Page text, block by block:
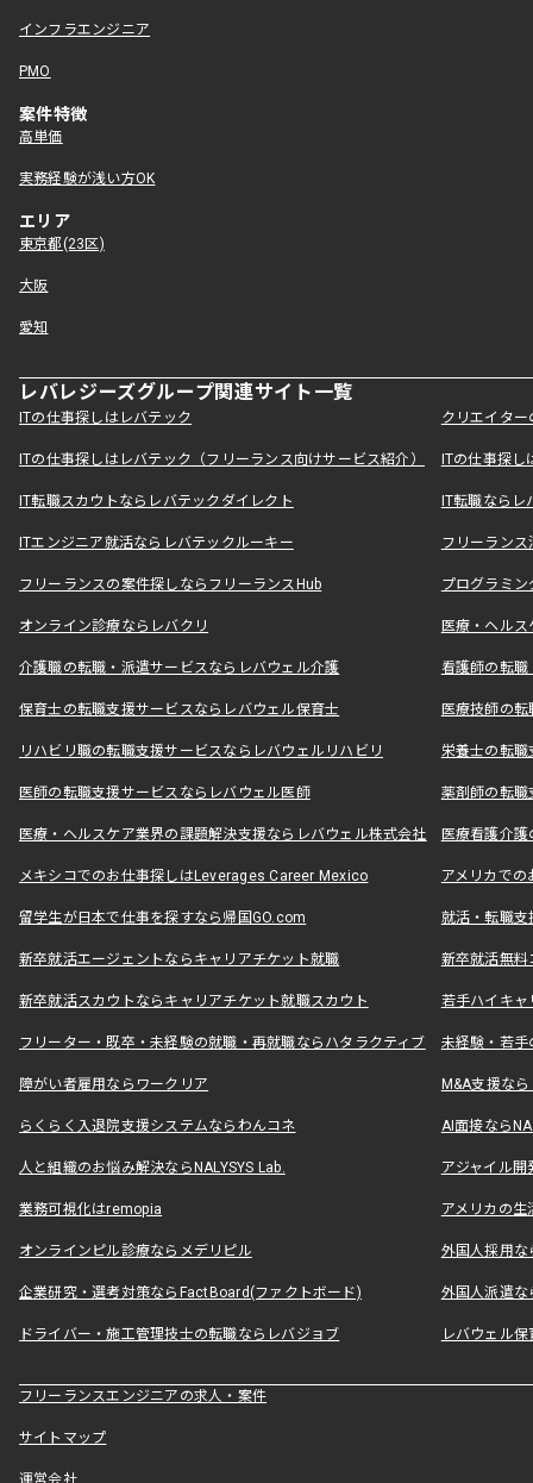
インフラエンジニア
PMO
案件特徴
高単価
実務経験が浅い方OK
エリア
東京都(23区)
大阪
愛知
レバレジーズグループ関連サイト一覧
ITの仕事探しはレバテック クリエイタ
ITの仕事探しはレバテック（フリーランス向けサービス紹介） ITの仕事探
IT転職スカウトならレバテックダイレクト IT転職なら
ITエンジニア就活ならレバテックルーキー フリーラン
フリーランスの案件探しならフリーランスHub プログラミ
オンライン診療ならレバクリ 医療・ヘル
介護職の転職・派遣サービスならレバウェル介護 看護師の転
保育士の転職支援サービスならレバウェル保育士 医療技師の
リハビリ職の転職支援サービスならレバウェルリハビリ 栄養士の転
医師の転職支援サービスならレバウェル医師 薬剤師の転
医療・ヘルスケア業界の課題解決支援ならレバウェル株式会社 医療看護介
メキシコでのお仕事探しはLeverages Career Mexico アメリカで
留学生が日本で仕事を探すなら帰国GO.com 就活・転職
新卒就活エージェントならキャリアチケット就職 新卒就活無料
新卒就活スカウトならキャリアチケット就職スカウト 若手ハイキ
フリーター・既卒・未経験の就職・再就職ならハタラクティブ 未経験・若手
障がい者雇用ならワークリア M&A支援な
らくらく入退院支援システムならわんコネ AI面接なら
人と組織のお悩み解決ならNALYSYS Lab. アジャイル
業務可視化はremopia アメリカの
オンラインピル診療ならメデリピル 外国人採用
企業研究・選考対策ならFactBoard(ファクトボード) 外国人派遣な
ドライバー・施工管理技士の転職ならレバジョブ レバウェル
フリーランスエンジニアの求人・案件
サイトマップ
運営会社